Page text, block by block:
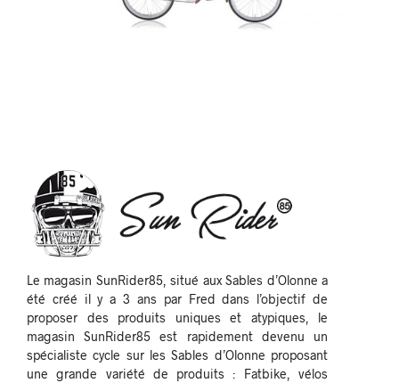
Le magasin SunRider85, situé aux Sables d’Olonne a
été créé il y a 3 ans par Fred dans l’objectif de
proposer des produits uniques et atypiques, le
magasin SunRider85 est rapidement devenu un
spécialiste cycle sur les Sables d’Olonne proposant
une grande variété de produits : Fatbike, vélos